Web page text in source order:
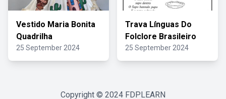
Vestido Maria Bonita
Quadrilha
25 September 2024
Trava Línguas Do
Folclore Brasileiro
25 September 2024
Copyright © 2024 FDPLEARN